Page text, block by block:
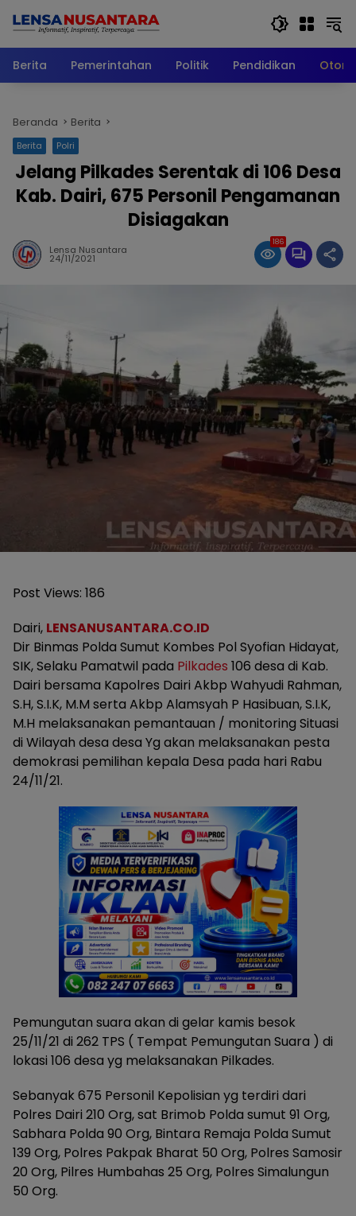
Berita
Pemerintahan Politik Pendidikan
Beranda Berita
Berita Polri
Jelang Pilkades Serentak di 106 Desa
Kab. Dairi, 675 Personil Pengamanan
Disiagakan
Lensa Nusantara
24/11/2021
186
Post Views: 186
Dairi, LENSANUSANTARA.CO.ID
Dir Binmas Polda Sumut Kombes Pol Syofian Hidayat,
SIK, Selaku Pamatwil pada Pilkades 106 desa di Kab.
Dairi bersama Kapolres Dairi Akbp Wahyudi Rahman,
S.H, S.I.K, M.M serta Akbp Alamsyah P Hasibuan, S.I.K,
M.H melaksanakan pemantauan / monitoring Situasi
di Wilayah desa desa Yg akan melaksanakan pesta
demokrasi pemilihan kepala Desa pada hari Rabu
24/11/21.
Pemungutan suara akan di gelar kamis besok
25/11/21 di 262 TPS ( Tempat Pemungutan Suara ) di
lokasi 106 desa yg melaksanakan Pilkades.
Sebanyak 675 Personil Kepolisian yg terdiri dari
Polres Dairi 210 Org, sat Brimob Polda sumut 91 Org,
Sabhara Polda 90 Org, Bintara Remaja Polda Sumut
139 Org, Polres Pakpak Bharat 50 Org, Polres Samosir
20 Org, Pilres Humbahas 25 Org, Polres Simalungun
50 Org.